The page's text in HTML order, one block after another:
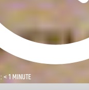
< 1 MINUTE